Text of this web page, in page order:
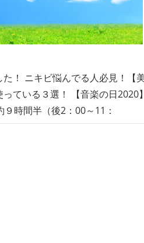
た！ ニキビ悩んでる人必見！【
っている３選！ 【音楽の日2020
９時間半（後2：00～11：